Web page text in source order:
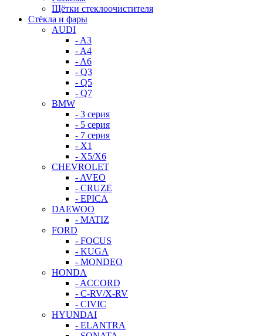
Щётки стеклоочистителя
Стёкла и фары
AUDI
- A3
- A4
- A6
- Q3
- Q5
- Q7
BMW
- 3 серия
- 5 серия
- 7 серия
- X1
- X5/X6
CHEVROLET
- AVEO
- CRUZE
- EPICA
DAEWOO
- MATIZ
FORD
- FOCUS
- KUGA
- MONDEO
HONDA
- ACCORD
- C-RV/X-RV
- CIVIC
HYUNDAI
- ELANTRA